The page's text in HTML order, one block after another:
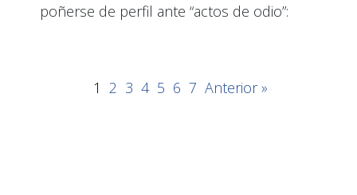
poñerse de perfil ante “actos de odio”:
1 2 3 4 5 6 7 Anterior »